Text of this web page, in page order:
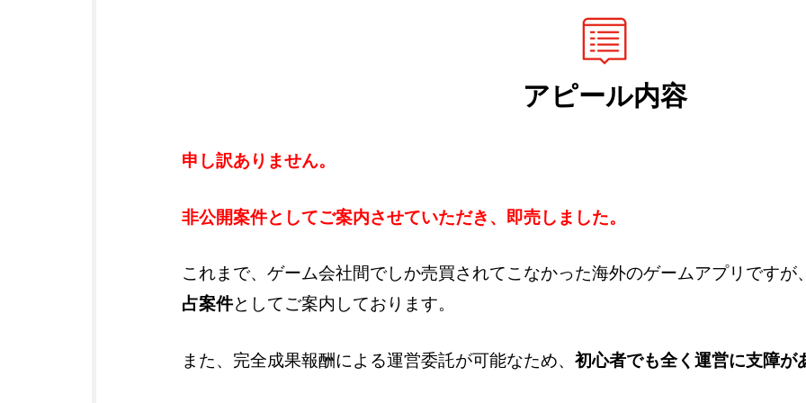
アピール内容
申し訳ありません。
非公開案件としてご案内させていただき、即売しました。
これまで、ゲーム会社間でしか売買されてこなかった海外のゲームアプリですが
占案件としてご案内しております。
また、完全成果報酬による運営委託が可能なため、 初心者でも全く運営に支障が